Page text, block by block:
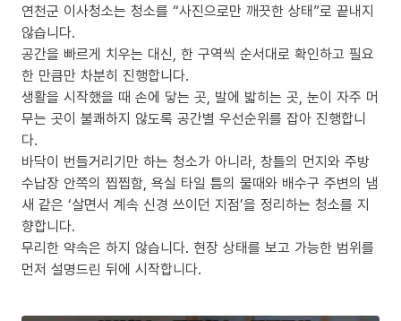
연천군 이사청소는 청소를 “사진으로만 깨끗한 상태”로 끝내지
않습니다.
공간을 빠르게 치우는 대신, 한 구역씩 순서대로 확인하고 필요
한 만큼만 차분히 진행합니다.
생활을 시작했을 때 손에 닿는 곳, 발에 밟히는 곳, 눈이 자주 머
무는 곳이 불쾌하지 않도록 공간별 우선순위를 잡아 진행합니
다.
바닥이 번들거리기만 하는 청소가 아니라, 창틀의 먼지와 주방
수납장 안쪽의 찝찝함, 욕실 타일 틈의 물때와 배수구 주변의 냄
새 같은 ‘살면서 계속 신경 쓰이던 지점’을 정리하는 청소를 지
향합니다.
무리한 약속은 하지 않습니다. 현장 상태를 보고 가능한 범위를
먼저 설명드린 뒤에 시작합니다.